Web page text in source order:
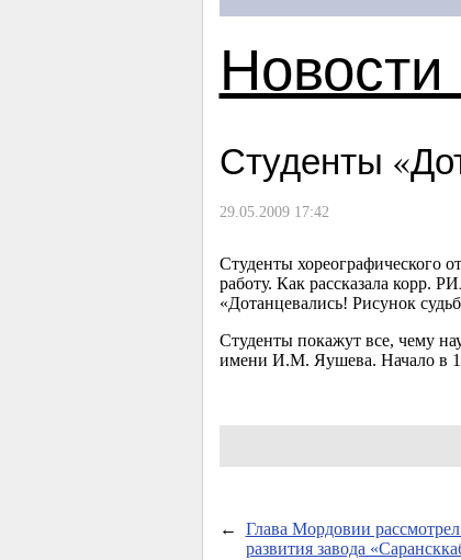
Студенты
29.05.2009 17:42
Студенты хореографического
работу. Как рассказала корр.
«Дотанцевались! Рисунок
Студенты покажут все, чему
имени И.М. Яушева. Начало в
←
Глава Мордовии
развития завода